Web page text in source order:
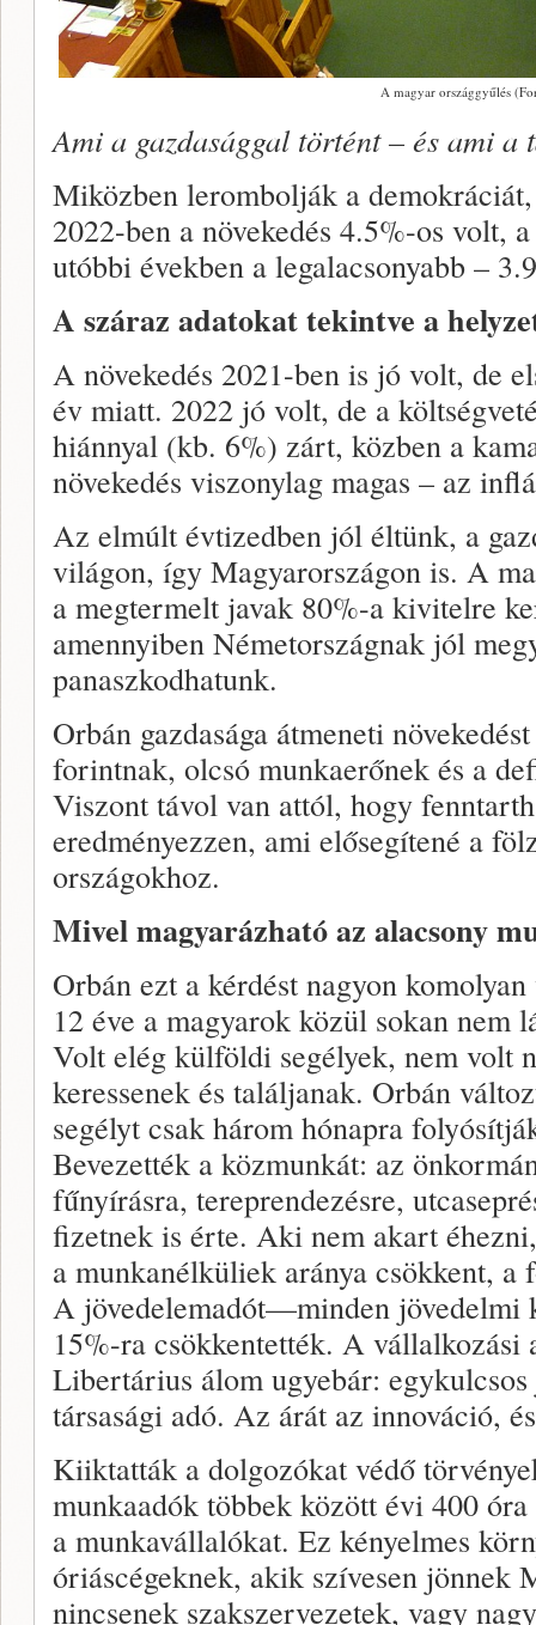
A magyar országgyűlés
Ami a gazdasággal történt – és ami a
Miközben lerombolják a
2022-ben a növekedés 4.5%-os volt,
utóbbi években a legalacsonyabb –
A száraz adatokat tekintve a
A növekedés 2021-ben is jó volt, de
év miatt. 2022 jó volt, de a
hiánnyal (kb. 6%) zárt, közben a
növekedés viszonylag magas – az
Az elmúlt évtizedben jól éltünk, a
világon, így Magyarországon is. A
a megtermelt javak 80%-a kivitelre
amennyiben Németországnak jól
panaszkodhatunk.
Orbán gazdasága átmeneti
forintnak, olcsó munkaerőnek és a
Viszont távol van attól, hogy
eredményezzen, ami elősegítené a
országokhoz.
Mivel magyarázható az alacsony
Orbán ezt a kérdést nagyon
12 éve a magyarok közül sokan nem
Volt elég külföldi segélyek, nem volt
keressenek és találjanak. Orbán
segélyt csak három hónapra
Bevezették a közmunkát: az
fűnyírásra, tereprendezésre,
fizetnek is érte. Aki nem akart
a munkanélküliek aránya csökkent, a
A jövedelemadót—minden jövedelmi
15%-ra csökkentették. A vállalkozási
Libertárius álom ugyebár:
társasági adó. Az árát az innováció,
Kiiktatták a dolgozókat védő
munkaadók többek között évi 400
a munkavállalókat. Ez kényelmes
óriáscégeknek, akik szívesen jönnek
nincsenek szakszervezetek, vagy